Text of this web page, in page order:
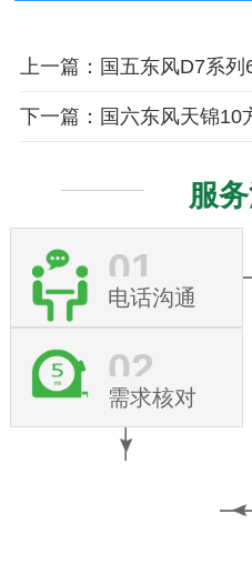
上一篇：国五东风D7系
下一篇：国六东风天锦10
服
01
电话沟通
02
需求核对